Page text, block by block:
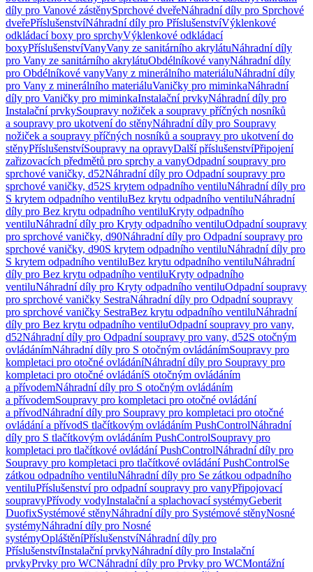
díly pro Vanové zástěnySprchové dveřeNáhradní díly pro Sprchové
dveřePříslušenstvíNáhradní díly pro PříslušenstvíVýklenkové
odkládací boxy pro sprchyVýklenkové odkládací
boxyPříslušenstvíVanyVany ze sanitárního akrylátuNáhradní díly
pro Vany ze sanitárního akrylátuObdélníkové vanyNáhradní díly
pro Obdélníkové vanyVany z minerálního materiáluNáhradní díly
pro Vany z minerálního materiáluVaničky pro miminkaNáhradní
díly pro Vaničky pro miminkaInstalační prvkyNáhradní díly pro
Instalační prvkySoupravy nožiček a soupravy příčných nosníků
a soupravy pro ukotvení do stěnyNáhradní díly pro Soupravy
nožiček a soupravy příčných nosníků a soupravy pro ukotvení do
stěnyPříslušenstvíSoupravy na opravyDalší příslušenstvíPřipojení
zařizovacích předmětů pro sprchy a vanyOdpadní soupravy pro
sprchové vaničky, d52Náhradní díly pro Odpadní soupravy pro
sprchové vaničky, d52S krytem odpadního ventiluNáhradní díly pro
S krytem odpadního ventiluBez krytu odpadního ventiluNáhradní
díly pro Bez krytu odpadního ventiluKryty odpadního
ventiluNáhradní díly pro Kryty odpadního ventiluOdpadní soupravy
pro sprchové vaničky, d90Náhradní díly pro Odpadní soupravy pro
sprchové vaničky, d90S krytem odpadního ventiluNáhradní díly pro
S krytem odpadního ventiluBez krytu odpadního ventiluNáhradní
díly pro Bez krytu odpadního ventiluKryty odpadního
ventiluNáhradní díly pro Kryty odpadního ventiluOdpadní soupravy
pro sprchové vaničky SestraNáhradní díly pro Odpadní soupravy
pro sprchové vaničky SestraBez krytu odpadního ventiluNáhradní
díly pro Bez krytu odpadního ventiluOdpadní soupravy pro vany,
d52Náhradní díly pro Odpadní soupravy pro vany, d52S otočným
ovládánímNáhradní díly pro S otočným ovládánímSoupravy pro
kompletaci pro otočné ovládáníNáhradní díly pro Soupravy pro
kompletaci pro otočné ovládáníS otočným ovládáním
a přívodemNáhradní díly pro S otočným ovládáním
a přívodemSoupravy pro kompletaci pro otočné ovládání
a přívodNáhradní díly pro Soupravy pro kompletaci pro otočné
ovládání a přívodS tlačítkovým ovládáním PushControlNáhradní
díly pro S tlačítkovým ovládáním PushControlSoupravy pro
kompletaci pro tlačítkové ovládání PushControlNáhradní díly pro
Soupravy pro kompletaci pro tlačítkové ovládání PushControlSe
zátkou odpadního ventiluNáhradní díly pro Se zátkou odpadního
ventiluPříslušenství pro odpadní soupravy pro vanyPřipojovací
soupravyPřívody vodyInstalační a splachovací systémyGeberit
DuofixSystémové stěnyNáhradní díly pro Systémové stěnyNosné
systémyNáhradní díly pro Nosné
systémyOpláštěníPříslušenstvíNáhradní díly pro
PříslušenstvíInstalační prvkyNáhradní díly pro Instalační
prvkyPrvky pro WCNáhradní díly pro Prvky pro WCMontážní